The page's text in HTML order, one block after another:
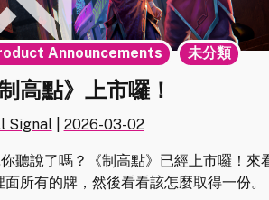
制高點》上市囉！
Signal 2026-03-02
聽說了嗎？《制高點》已經上市囉！來
面所有的牌，然後看看該怎麼取得一份。
Announcements , 未分類